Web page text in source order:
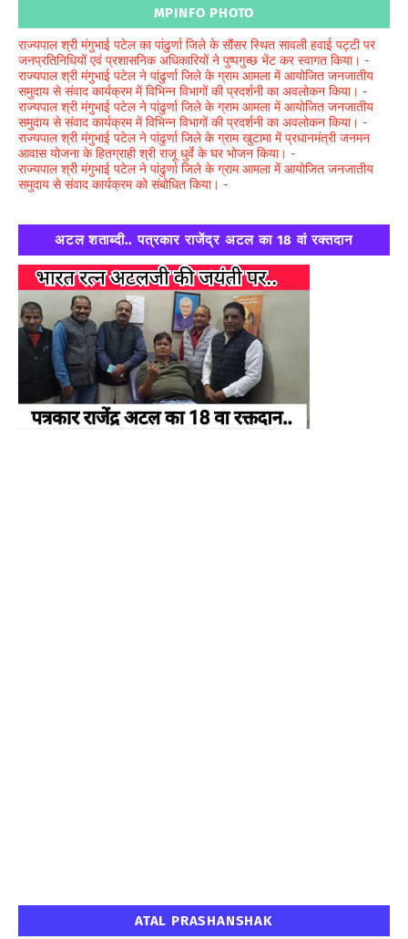
MPINFO PHOTO
राज्यपाल श्री मंगुभाई पटेल का पांढुर्णा जिले के सौंसर स्थित सावली हवाई पट्टी पर
जनप्रतिनिधियों एवं प्रशासनिक अधिकारियों ने पुष्पगुच्छ भेंट कर स्वागत किया। -
राज्यपाल श्री मंगुभाई पटेल ने पांढुर्णा जिले के ग्राम आमला में आयोजित जनजातीय
समुदाय से संवाद कार्यक्रम में विभिन्न विभागों की प्रदर्शनी का अवलोकन किया। -
राज्यपाल श्री मंगुभाई पटेल ने पांढुर्णा जिले के ग्राम आमला में आयोजित जनजातीय
समुदाय से संवाद कार्यक्रम में विभिन्न विभागों की प्रदर्शनी का अवलोकन किया। -
राज्यपाल श्री मंगुभाई पटेल ने पांढुर्णा जिले के ग्राम खुटामा में प्रधानमंत्री जनमन
आवास योजना के हितग्राही श्री राजू धुर्वे के घर भोजन किया। -
राज्यपाल श्री मंगुभाई पटेल ने पांढुर्णा जिले के ग्राम आमला में आयोजित जनजातीय
समुदाय से संवाद कार्यक्रम को संबोधित किया। -
अटल शताब्दी.. पत्रकार राजेंद्र अटल का 18 वां रक्तदान
ATAL PRASHANSHAK